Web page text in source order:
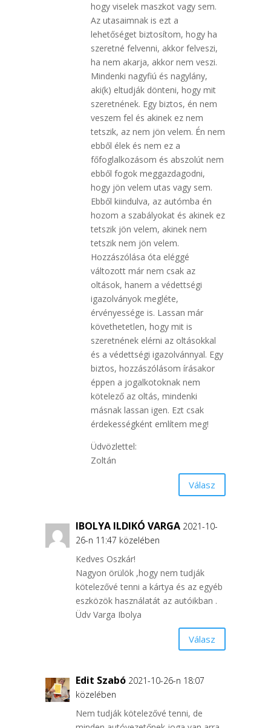
hogy viselek maszkot vagy sem.
Az utasaimnak is ezt a
lehetőséget biztosítom, hogy ha
szeretné felvenni, akkor felveszi,
ha nem akarja, akkor nem veszi.
Mindenki nagyfiú és nagylány,
aki(k) eltudják dönteni, hogy mit
szeretnének. Egy biztos, én nem
veszem fel és akinek ez nem
tetszik, az nem jön velem. Én nem
ebből élek és nem ez a
főfoglalkozásom és abszolút nem
ebből fogok meggazdagodni,
hogy jön velem utas vagy sem.
Ebből kiindulva, az autómba én
hozom a szabályokat és akinek ez
tetszik jön velem, akinek nem
tetszik nem jön velem.
Hozzászólása óta eléggé
változott már nem csak az
oltások, hanem a védettségi
igazolványok megléte,
érvényessége is. Lassan már
követhetetlen, hogy mit is
szeretnének elérni az oltásokkal
és a védettségi igazolvánnyal. Egy
biztos, hozzászólásom írásakor
éppen a jogalkotoknak nem
kötelező az oltás, mindenki
másnak lassan igen. Ezt csak
érdekességként említem meg!
Üdvözlettel:
Zoltán
Válasz
IBOLYA ILDIKÓ VARGA 2021-10-
26-n 11:47 közelében
Kedves Oszkár!
Nagyon örülök ,hogy nem tudják
kötelezővé tenni a kártya és az egyéb
eszközök használatát az autóikban .
Üdv Varga Ibolya
Válasz
Edit Szabó 2021-10-26-n 18:07
közelében
Nem tudják kötelezővé tenni, de